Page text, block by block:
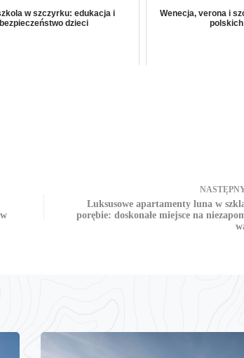
w szczyrku: edukacja i
bezpieczeństwo dzieci
Wenecja, verona i
Luksusowe apartamenty luna w
porębie: doskonałe miejsce na